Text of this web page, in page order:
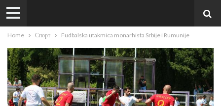
Home Спорт Fudbalska utakmica monarhista Srbije i Rumunije